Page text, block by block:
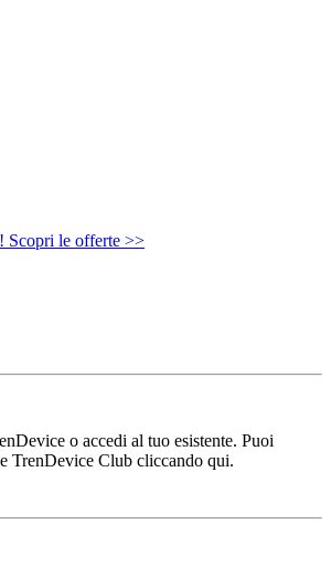
Scopri le offerte >>
o accedi al tuo esistente. Puoi
TrenDevice Club cliccando qui.